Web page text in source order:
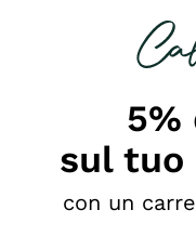
5%
sul tuo
con un